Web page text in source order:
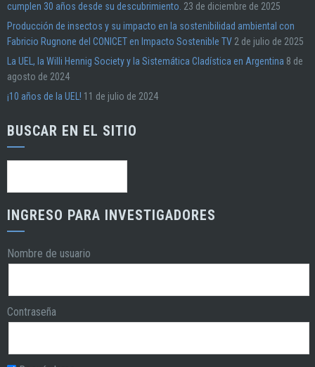
cumplen 30 años desde su descubrimiento. 23 de diciembre de 2025
Producción de insectos y su impacto en la sostenibilidad ambiental con
Fabricio Rugnone del CONICET en Impacto Sostenible TV 2 de julio de 2025
La UEL, la Willi Hennig Society y la Sistemática Cladística en Argentina 8 de
agosto de 2024
¡10 años de la UEL! 11 de julio de 2024
BUSCAR EN EL SITIO
INGRESO PARA INVESTIGADORES
Nombre de usuario
Contraseña